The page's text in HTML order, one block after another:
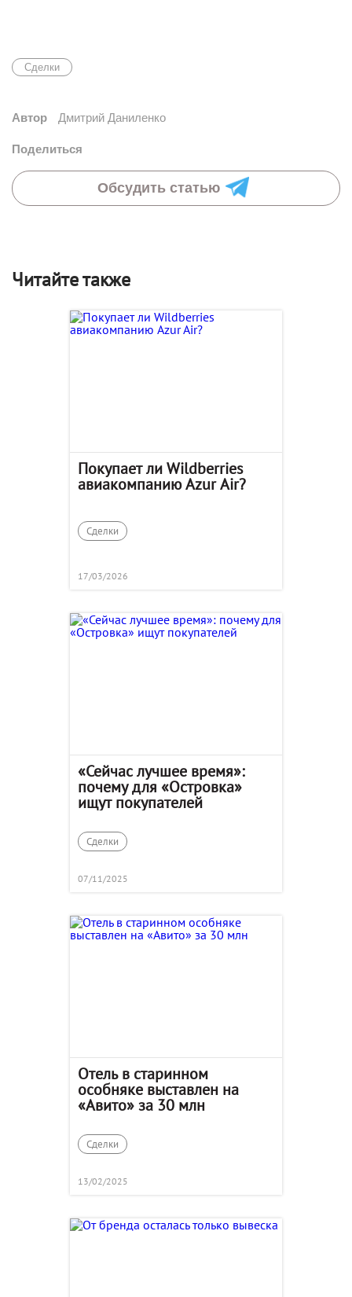
Сделки
Автор Дмитрий Даниленко
Поделиться
Обсудить статью
Читайте также
Покупает ли Wildberries
авиакомпанию Azur Air?
Сделки
17/03/2026
«Сейчас лучшее время»:
почему для «Островка»
ищут покупателей
Сделки
07/11/2025
Отель в старинном
особняке выставлен на
«Авито» за 30 млн
Сделки
13/02/2025